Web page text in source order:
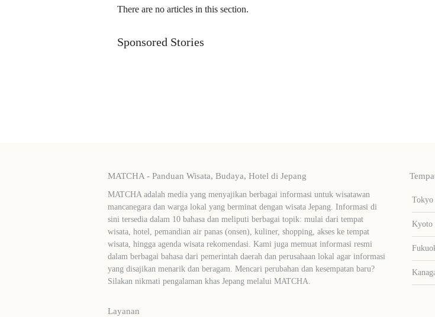
There are no articles in this section.
Sponsored Stories
MATCHA - Panduan Wisata, Budaya, Hotel di Jepang
MATCHA adalah media yang menyajikan berbagai informasi untuk wisatawan
mancanegara dan warga lokal yang berminat dengan wisata Jepang. Informasi di
sini tersedia dalam 10 bahasa dan meliputi berbagai topik: mulai dari tempat
wisata, hotel, pemandian air panas (onsen), kuliner, shopping, akses ke tempat
wisata, hingga agenda wisata rekomendasi. Kami juga memuat informasi resmi
dalam berbagai bahasa dari pemerintah daerah dan perusahaan lokal agar informasi
yang disajikan menarik dan beragam. Mencari perubahan dan kesempatan baru?
Silakan nikmati pengalaman khas Jepang melalui MATCHA.
Tokyo
Kyoto
Layanan